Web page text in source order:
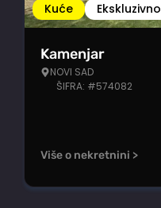
Kuće Ekskluzivno
Kamenjar
NOVI SAD
ŠIFRA: #574082
Više o nekretnini >